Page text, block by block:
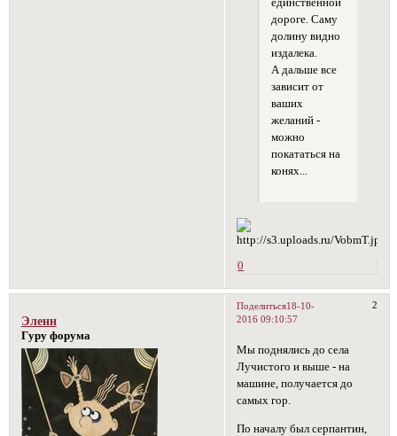
дороге. Саму
долину видно
издалека.
А дальше все
зависит от
ваших
желаний -
можно
покататься на
конях...
0
Поделиться 2
18-10-
2016 09:10:57
Эленн
Гуру форума
Мы поднялись до села
Лучистого и выше - на
машине, получается до
самых гор.
По началу был серпантин,